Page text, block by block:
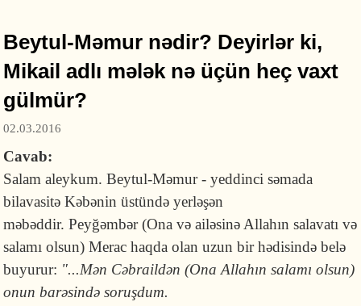
Beytul-Məmur nədir? Deyirlər ki,
Mikail adlı mələk nə üçün heç vaxt
gülmür?
02.03.2016
Cavab:
Salam aleykum. Beytul-Məmur - yeddinci səmada
bilavasitə Kəbənin üstündə yerləşən
məbəddir. Peyğəmbər (Ona və ailəsinə Allahın salavatı və
salamı olsun) Merac haqda olan uzun bir hədisində belə
buyurur: "...Mən Cəbraildən (Ona Allahın salamı olsun)
onun barəsində soruşdum.